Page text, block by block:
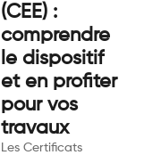
(CEE) :
comprendre
le dispositif
et en profiter
pour vos
travaux
Les Certificats